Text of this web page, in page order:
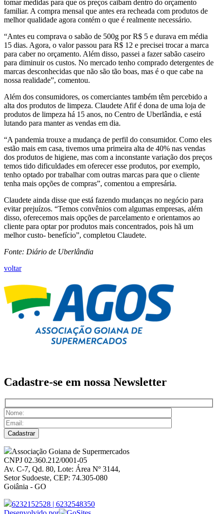
tomar medidas para que os preços caibam dentro do orçamento
familiar. A compra mensal que antes era recheada com produtos de
melhor qualidade agora contém o que é realmente necessário.
“Antes eu comprava o sabão de 500g por R$ 5 e durava em média
15 dias. Agora, o valor passou para R$ 12 e precisei trocar a marca
para caber no orçamento. Além disso, passei a fazer sabão caseiro
para diminuir os custos. No mercado tenho comprado detergentes de
marcas desconhecidas que não são tão boas, mas é o que cabe na
nossa realidade”, comentou.
Além dos consumidores, os comerciantes também têm percebido a
alta dos produtos de limpeza. Claudete Afif é dona de uma loja de
produtos de limpeza há 15 anos, no Centro de Uberlândia, e está
lutando para manter as vendas em dia.
“A pandemia trouxe a mudança de perfil do consumidor. Como eles
estão mais em casa, tivemos uma primeira alta de 40% nas vendas
dos produtos de higiene, mas com a inconstante variação dos preços
temos tido dificuldades em oferecer esse produtos, por exemplo,
tenho optado por trabalhar com outras marcas para que o cliente
tenha mais opções de compras”, comentou a empresária.
Claudete ainda disse que está fazendo mudanças no negócio para
evitar prejuízos. “Temos convênios com algumas empresas, além
disso, oferecemos mais opções de parcelamento e orientamos ao
cliente para optar por produtos mais concentrados, pois hã um
melhor custo- benefício”, completou Claudete.
Fonte: Diário de Uberlândia
voltar
Cadastre-se em nossa Newsletter
Associação Goiana de Supermercados
CNPJ 02.360.212/0001-05
Av. C-7, Qd. 80, Lote: Área Nº 3144,
Setor Sudoeste, CEP: 74.305-080
Goiânia - GO
6232152528 | 6232548350